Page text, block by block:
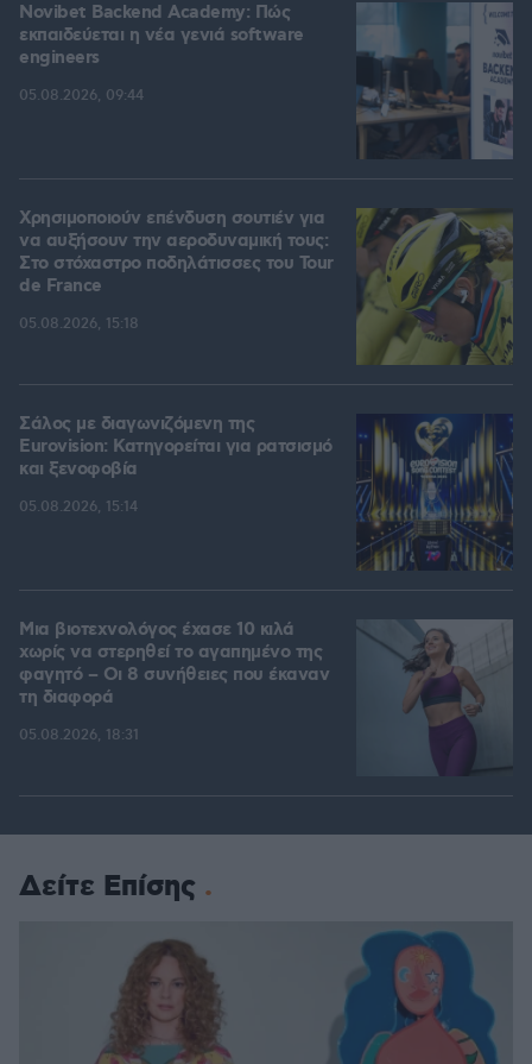
Novibet Backend Academy: Πώς
εκπαιδεύεται η νέα γενιά software
engineers
05.08.2026, 09:44
Χρησιμοποιούν επένδυση σουτιέν για
να αυξήσουν την αεροδυναμική τους:
Στο στόχαστρο ποδηλάτισσες του Tour
de France
05.08.2026, 15:18
Σάλος με διαγωνιζόμενη της
Eurovision: Κατηγορείται για ρατσισμό
και ξενοφοβία
05.08.2026, 15:14
Μια βιοτεχνολόγος έχασε 10 κιλά
χωρίς να στερηθεί το αγαπημένο της
φαγητό – Οι 8 συνήθειες που έκαναν
τη διαφορά
05.08.2026, 18:31
Δείτε Επίσης